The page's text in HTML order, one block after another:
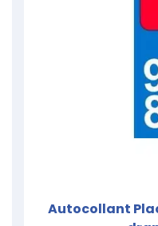
Autocollant